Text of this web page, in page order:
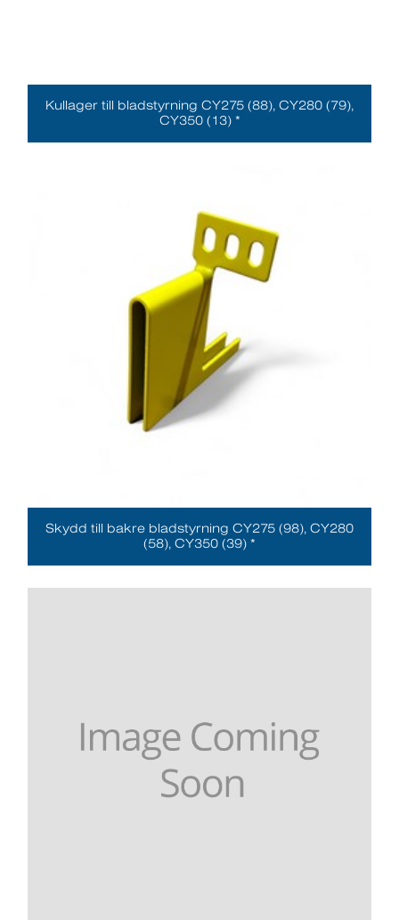
Kullager till bladstyrning CY275 (88), CY280 (79),
CY350 (13) *
Skydd till bakre bladstyrning CY275 (98), CY280
(58), CY350 (39) *